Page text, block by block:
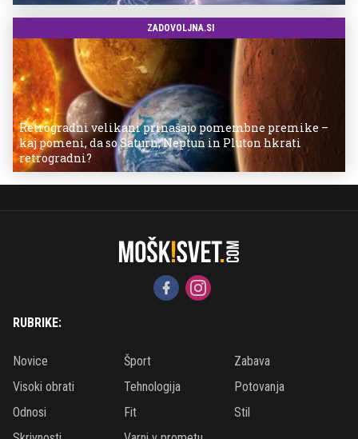
ZADOVOLJNA.SI
Retrogradni velikani prinašajo pomembne premike –
kaj pomeni, da so Saturn, Neptun in Pluton hkrati
retrogradni?
RUBRIKE:
Novice Šport
Zabava
Visoki obrati
Tehnologija
Potovanja
Odnosi
Fit
Stil